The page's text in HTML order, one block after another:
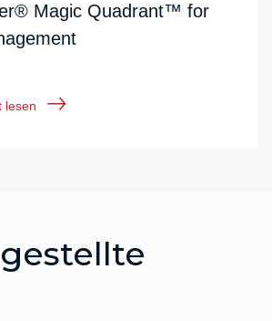
Magic Quadrant™ for
lesen